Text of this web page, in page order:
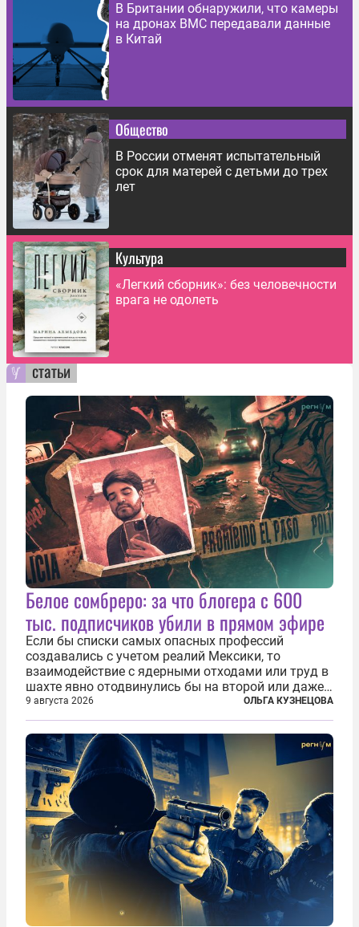
В Британии обнаружили, что камеры
на дронах ВМС передавали данные
в Китай
Общество
В России отменят испытательный
срок для матерей с детьми до трех
лет
Культура
«Легкий сборник»: без человечности
врага не одолеть
статьи
Белое сомбреро: за что блогера с 600
тыс. подписчиков убили в прямом эфире
Если бы списки самых опасных профессий
создавались с учетом реалий Мексики, то
взаимодействие с ядерными отходами или труд в
шахте явно отодвинулись бы на второй или даже
третий план. А вот блогерам, журналистам и
музыкантам пришлось бы выйти вперед. В
Кульякане, столице штата Синалоа, прямо во...
9 августа 2026 ОЛЬГА КУЗНЕЦОВА